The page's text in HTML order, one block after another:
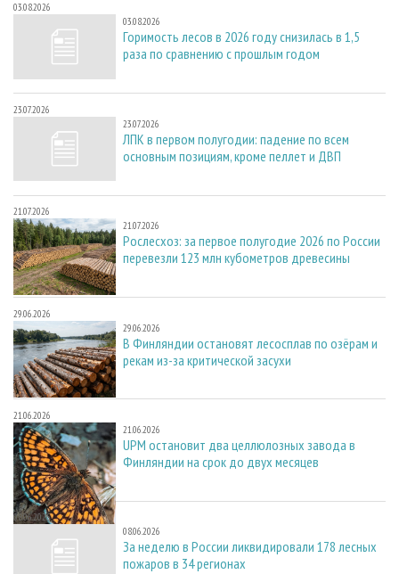
03.08.2026
03.08.2026
Горимость лесов в 2026 году снизилась в 1,5
раза по сравнению с прошлым годом
23.07.2026
23.07.2026
ЛПК в первом полугодии: падение по всем
основным позициям, кроме пеллет и ДВП
21.07.2026
21.07.2026
Рослесхоз: за первое полугодие 2026 по России
перевезли 123 млн кубометров древесины
29.06.2026
29.06.2026
В Финляндии остановят лесосплав по озёрам и
рекам из-за критической засухи
21.06.2026
21.06.2026
UPM остановит два целлюлозных завода в
Финляндии на срок до двух месяцев
08.06.2026
08.06.2026
За неделю в России ликвидировали 178 лесных
пожаров в 34 регионах